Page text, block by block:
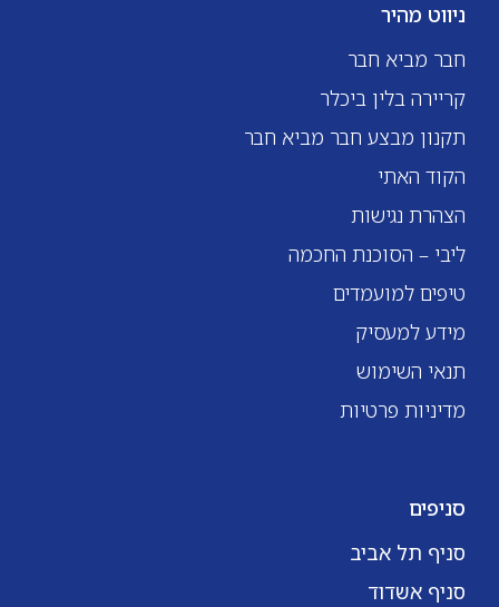
ניווט מהיר
חבר מביא חבר
קריירה בלין ביכלר
תקנון מבצע חבר מביא חבר
הקוד האתי
הצהרת נגישות
ליבי – הסוכנת החכמה
טיפים למועמדים
מידע למעסיק
תנאי השימוש
מדיניות פרטיות
סניפים
סניף תל אביב
סניף אשדוד